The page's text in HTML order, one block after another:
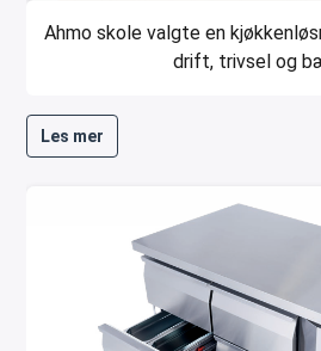
Ahmo skole valgte en
drift, trivsel og
Les mer